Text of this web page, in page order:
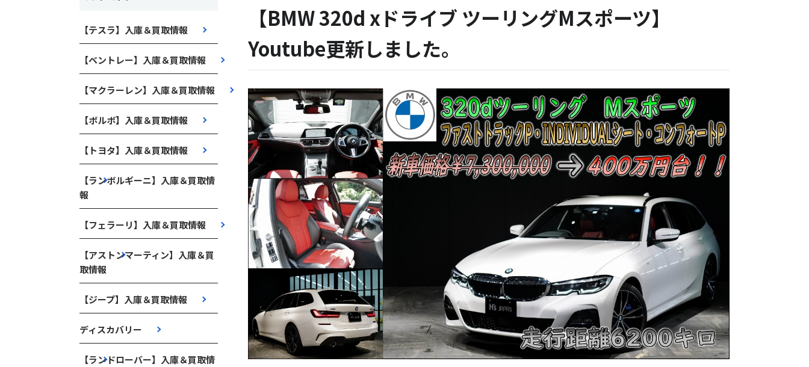
【テスラ】入庫＆買取情報
【ベントレー】入庫＆買取情報
【マクラーレン】入庫＆買取情報
【ボルボ】入庫＆買取情報
【トヨタ】入庫＆買取情報
【ランボルギーニ】入庫＆買取情
報
【フェラーリ】入庫＆買取情報
【アストンマーティン】入庫＆買
取情報
【ジープ】入庫＆買取情報
ディスカバリー
【ランドローバー】入庫＆買取情
【BMW 320d xドライブ ツーリングMスポーツ】
Youtube更新しました。